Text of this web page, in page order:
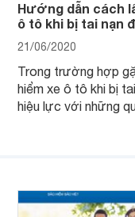
Hướng dẫn cách
ô tô khi bị tai nạn
21/06/2020
Trong trường hợp
hiểm xe ô tô khi bị
hiệu lực với những
ích tối ưu.